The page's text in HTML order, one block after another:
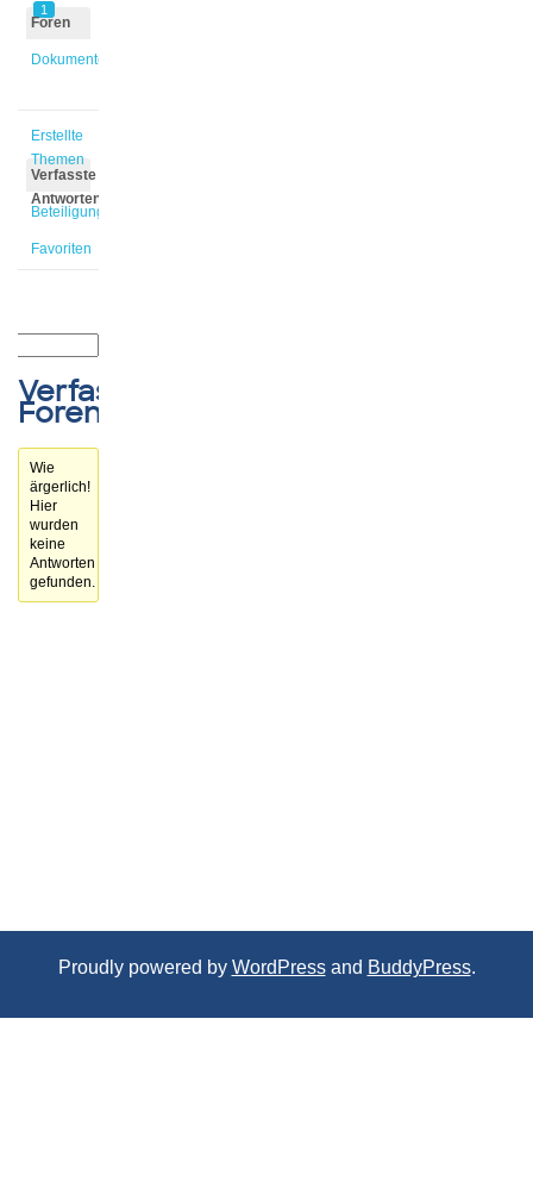
1
Foren
Dokumente
Erstellte
Themen
Verfasste
Antworten
Beteiligungen
Favoriten
Verfasste
Forenbeiträge
Wie
ärgerlich!
Hier
wurden
keine
Antworten
gefunden.
Proudly powered by WordPressand BuddyPress.